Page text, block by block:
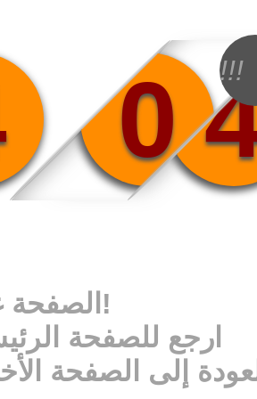
0 !!!
الصفحة غير موجودة!
ارجع للصفحة
إلى الصفحة